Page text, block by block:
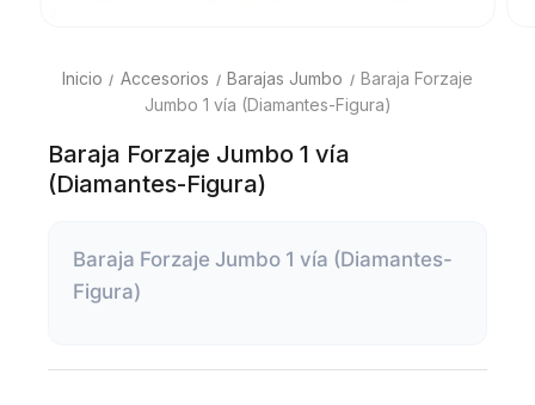
Inicio Accesorios Barajas Jumbo
Baraja Forzaje
Jumbo 1 vía (Diamantes-Figura)
Baraja Forzaje Jumbo 1 vía
(Diamantes-Figura)
Baraja Forzaje Jumbo 1 vía (Diamantes-
Figura)